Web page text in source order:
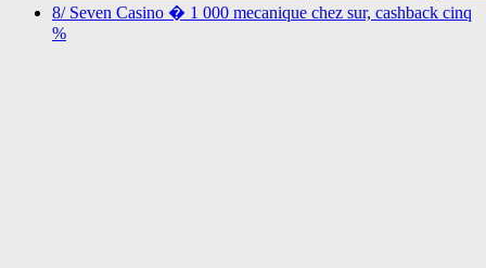
8/ Seven Casino � 1 000 mecanique chez sur, cashback cinq
%